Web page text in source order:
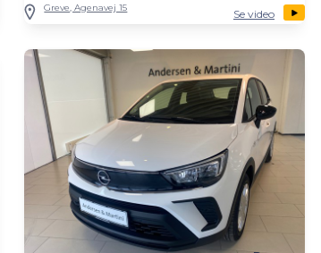
Greve, Agenavej 15 Se video